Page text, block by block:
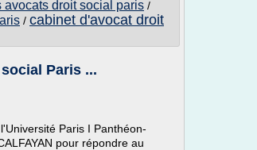
avocats droit social paris /
/ cabinet d'avocat droit
Paris ...
Paris I Panthéon-
pour répondre au